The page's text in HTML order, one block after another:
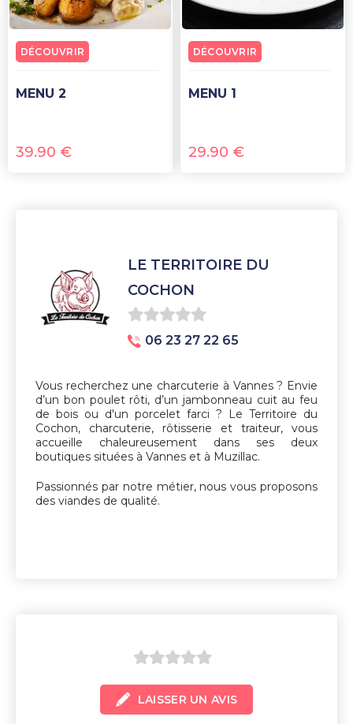
MENU 2
39.90 €
DÉCOUVRIR
MENU 1
29.90 €
DÉCOUVRIR
LE TERRITOIRE DU
COCHON
0
5
06 23 27 22 65
Vous recherchez une charcuterie à Vannes ? Envie
d’un bon poulet rôti, d’un jambonneau cuit au feu
de bois ou d'un porcelet farci ? Le Territoire du
Cochon, charcuterie, rôtisserie et traiteur, vous
accueille chaleureusement dans ses deux
boutiques situées à Vannes et à Muzillac.
Passionnés par notre métier, nous vous proposons
des viandes de qualité.
sur
LAISSER UN AVIS